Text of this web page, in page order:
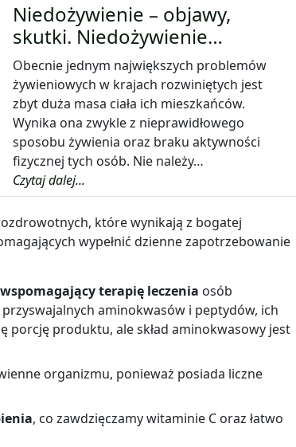
Niedożywienie – objawy,
skutki. Niedożywienie…
Obecnie jednym największych problemów
żywieniowych w krajach rozwiniętych jest
zbyt duża masa ciała ich mieszkańców.
Wynika ona zwykle z nieprawidłowego
sposobu żywienia oraz braku aktywności
fizycznej tych osób. Nie należy…
Czytaj dalej...
które wynikają z bogatej
wypełnić dzienne zapotrzebowanie
terapię leczenia osób
aminokwasów i peptydów, ich
porcję produktu, ale skład aminokwasowy jest
organizmu, ponieważ posiada liczne
, co zawdzięczamy witaminie C oraz łatwo